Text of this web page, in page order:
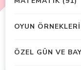
OYUN ÖRNEKLERİ
ÖZEL GÜN VE